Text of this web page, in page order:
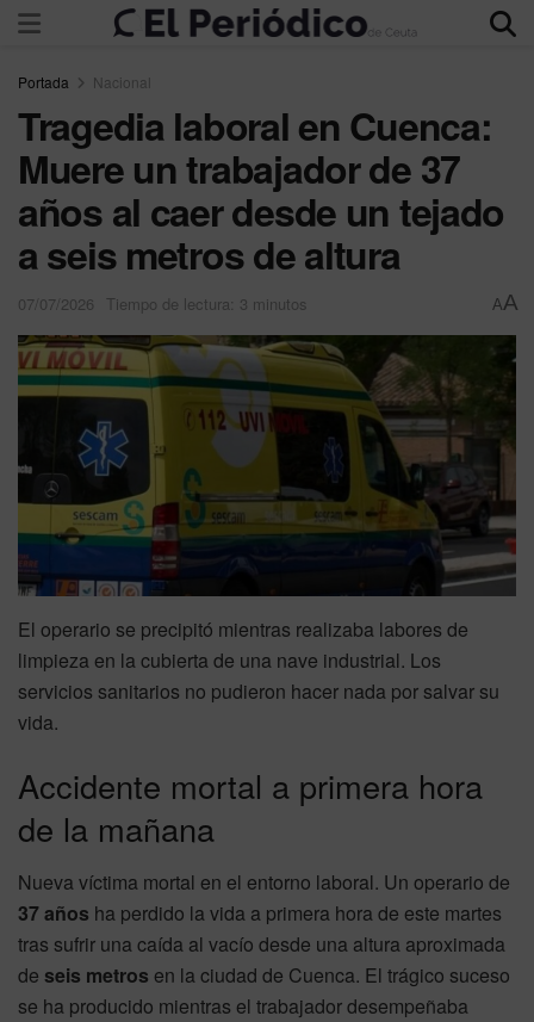
Portada Nacional
Tragedia laboral en Cuenca:
Muere un trabajador de 37
años al caer desde un tejado
a seis metros de altura
07/07/2026 Tiempo de lectura: 3 minutos AA
El operario se precipitó mientras realizaba labores de
limpieza en la cubierta de una nave industrial. Los
servicios sanitarios no pudieron hacer nada por salvar su
vida.
Accidente mortal a primera hora
de la mañana
Nueva víctima mortal en el entorno laboral. Un operario de
37 años ha perdido la vida a primera hora de este martes
tras sufrir una caída al vacío desde una altura aproximada
de seis metros en la ciudad de Cuenca. El trágico suceso
se ha producido mientras el trabajador desempeñaba